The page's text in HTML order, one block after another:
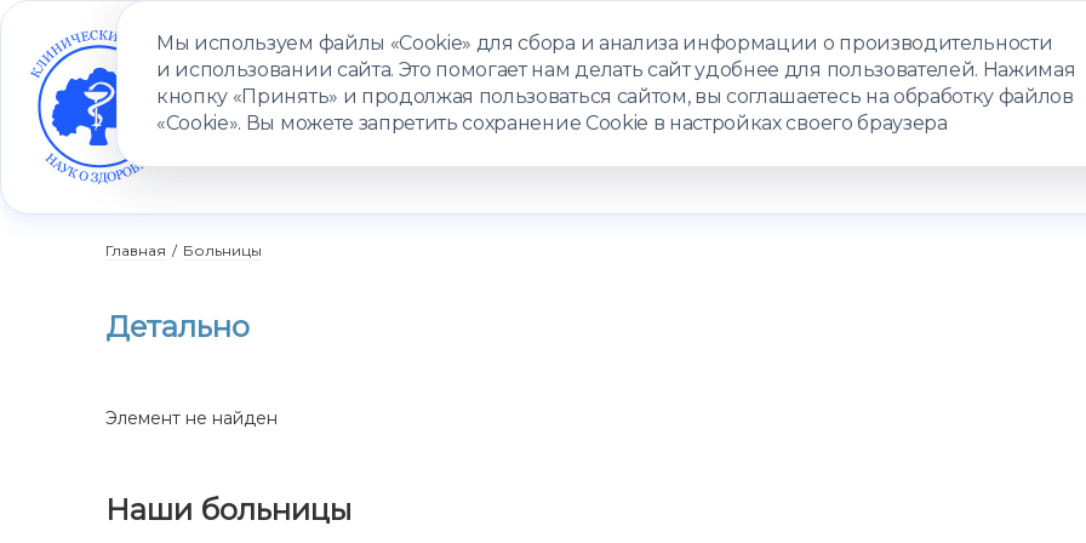
Мы используем файлы «Cookie» для сбора и анализа информации о производительности
и использовании сайта. Это помогает нам делать сайт удобнее для пользователей. Нажимая
кнопку «Принять» и продолжая пользоваться сайтом, вы соглашаетесь на обработку файлов
«Cookie». Вы можете запретить сохранение Cookie в настройках своего браузера
ЗАПИСАТЬСЯ
Главная / Больницы
Детально
Элемент не найден
Наши больницы